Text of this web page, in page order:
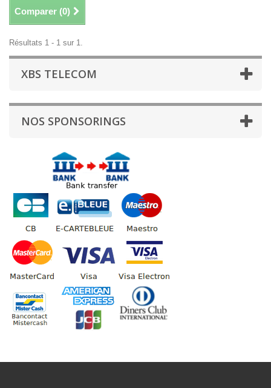
Comparer (0)
Résultats 1 - 1 sur 1.
XBS TELECOM
NOS SPONSORINGS